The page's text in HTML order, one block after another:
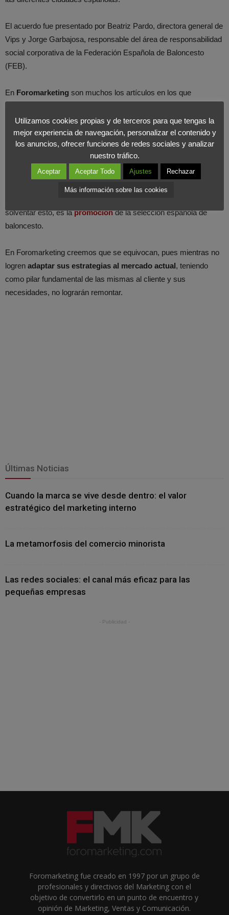
El acuerdo fue presentado por Beatriz Pardo, directora general de
Vips y Jorge Garbajosa, responsable del área de responsabilidad
social corporativa de la Federación Española de Baloncesto
(FEB).
En Foromarketing son muchos los artículos en los que
siglo XXI.Una mala imagen, o un cliente descontento pueden
arruinar por completo la reputación de una compañía. En el
caso particular de Vips nos encontramos con un alto porcentaje
de clientes que ya no acuden a los establecimientos de la
cadena, por unadisminución en la calidad de sus productos y
de su atención hacia los clientes
. Sin embargo Vips cree que la
solventar esto, es lapromociónde la selección española de
baloncesto.
En Foromarketing creemos que se equivocan, pues mientras no
logren adaptar sus estrategias al mercado actual, teniendo
como pilar fundamental de las mismas al cliente y sus
necesidades, no lograrán remontar.
Últimas Noticias
Cuando la marca se vive desde dentro: el valor
estratégico del marketing interno
La metamorfosis del comercio minorista
Las redes sociales: el canal más eficaz para las
pequeñas empresas
- Publicidad -
Foromarketing fue creado en 1997 por un grupo de
profesionales y directivos del Marketing con el
objetivo de convertirlo en un punto de encuentro y
opinión de Marketing, Ventas y Comunicación.
Utilizamos cookies propias y de terceros para que tengas la
mejor experiencia de navegación, personalizar el contenido y
los anuncios, ofrecer funciones de redes sociales y analizar
nuestro tráfico.
Aceptar Aceptar Todo Ajustes Rechazar
Más información sobre las cookies